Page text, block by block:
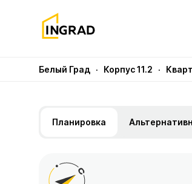
Белый Град · Корпус 11.2 ·
Планировка